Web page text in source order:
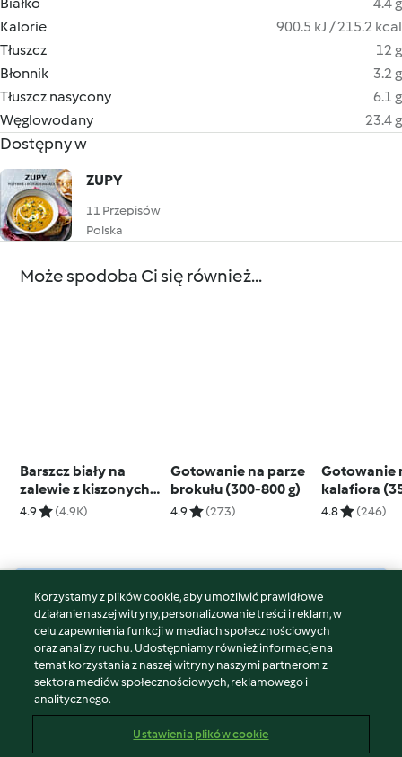
Kalorie
900.5 kJ / 215.2 kcal
Tłuszcz
12 g
Błonnik
3.2 g
Tłuszcz nasycony
6.1 g
Węglowodany
23.4 g
Dostępny w
ZUPY
11 Przepisów
Polska
Może spodoba Ci się również...
Barszcz biały na
zalewie z kiszonych
ogórków
4.9 (4.9K)
Gotowanie na parze
brokułu (300-800 g)
4.9 (273)
Gotowanie
kalafiora
4.8 (246)
© Copyright 2026
Warunki korzystania
Polityka prywatności
Disclaimer
Znak wydawcy
Zgłoś treść
Korzystamy z plików cookie, aby umożliwić prawidłowe
działanie naszej witryny, personalizowanie treści i reklam, w
celu zapewnienia funkcji w mediach społecznościowych
oraz analizy ruchu. Udostępniamy również informacje na
temat korzystania z naszej witryny naszymi partnerom z
sektora mediów społecznościowych, reklamowego i
analitycznego.
Ustawienia plików cookie